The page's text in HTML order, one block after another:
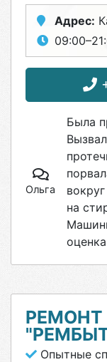
Адрес:
Ольга
Была
на
Опытные